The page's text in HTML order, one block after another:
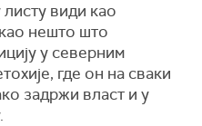
види као
нешто што
у северним
где он на сваки
задржи власт и у